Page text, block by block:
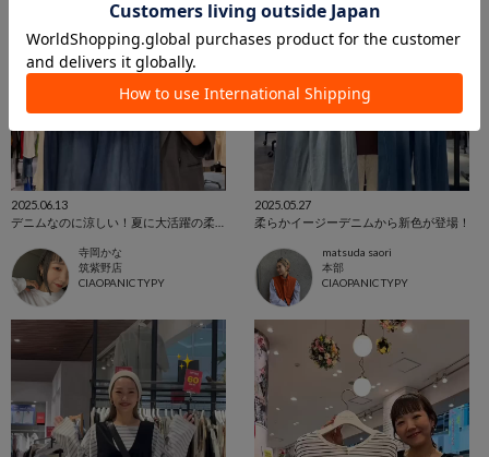
2025.06.13
寺岡かな
筑紫野店
CIAOPANIC TYPY
2025.05.27
柔らかイージーデニムから新色が登場！
matsuda saori
本部
CIAOPANIC TYPY